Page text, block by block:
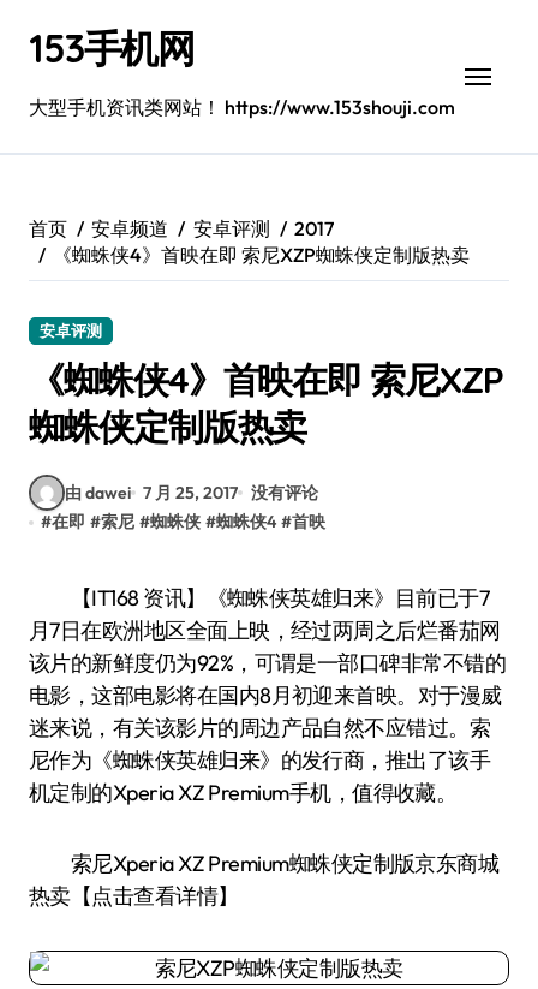
153手机网
大型手机资讯类网站！ https://www.153shouji.com
首页 安卓频道 安卓评测
2017
《蜘蛛侠4》首映在即 索尼XZP蜘蛛侠定制版热卖
安卓评测
《蜘蛛侠4》首映在即 索尼XZP
蜘蛛侠定制版热卖
由 dawei 7 月 25, 2017 没有评论
#在即 #索尼 #蜘蛛侠 #蜘蛛侠4 #首映
【IT168 资讯】《蜘蛛侠英雄归来》目前已于7
月7日在欧洲地区全面上映，经过两周之后烂番茄网
该片的新鲜度仍为92%，可谓是一部口碑非常不错的
电影，这部电影将在国内8月初迎来首映。对于漫威
迷来说，有关该影片的周边产品自然不应错过。索
尼作为《蜘蛛侠英雄归来》的发行商，推出了该手
机定制的Xperia XZ Premium手机，值得收藏。
索尼Xperia XZ Premium蜘蛛侠定制版京东商城
热卖【点击查看详情】